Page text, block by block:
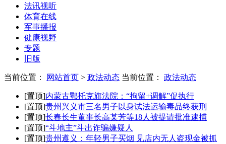
法讯视听
体育在线
军事播报
健康视野
专题
旧版
当前位置： 网站首页 > 政法动态 当前位置： 政法动态
[置顶]内蒙古鄂托克旗法院：“拘留+调解”促执行
[置顶]贵州兴义市三名男子以身试法运输毒品终获刑
[置顶]长春长生董事长高某芳等18人被提请批准逮捕
[置顶]“斗地主”斗出诈骗嫌疑人
[置顶]贵州遵义：年轻男子买烟 见店内无人盗现金被抓